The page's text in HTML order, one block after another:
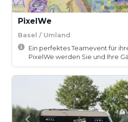
PixelWe
Basel / Umland
Ein perfektes Teamevent für
PixelWe werden Sie und Ihre